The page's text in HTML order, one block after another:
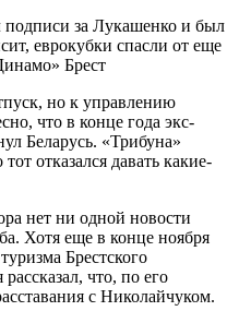
но к управлению
что в конце года экс-
Беларусь. «Трибуна»
отказался давать какие-
нет ни одной новости
Хотя еще в конце ноября
Брестского
что, по его
с Николайчуком.